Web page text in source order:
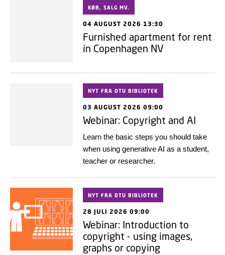
KØB, SALG MV.
04 AUGUST 2026 13:30
Furnished apartment for rent
in Copenhagen NV
NYT FRA DTU BIBLIOTEK
03 AUGUST 2026 09:00
Webinar: Copyright and AI
Learn the basic steps you should take
when using generative AI as a student,
teacher or researcher.
NYT FRA DTU BIBLIOTEK
28 JULI 2026 09:00
Webinar: Introduction to
copyright - using images,
graphs or copying